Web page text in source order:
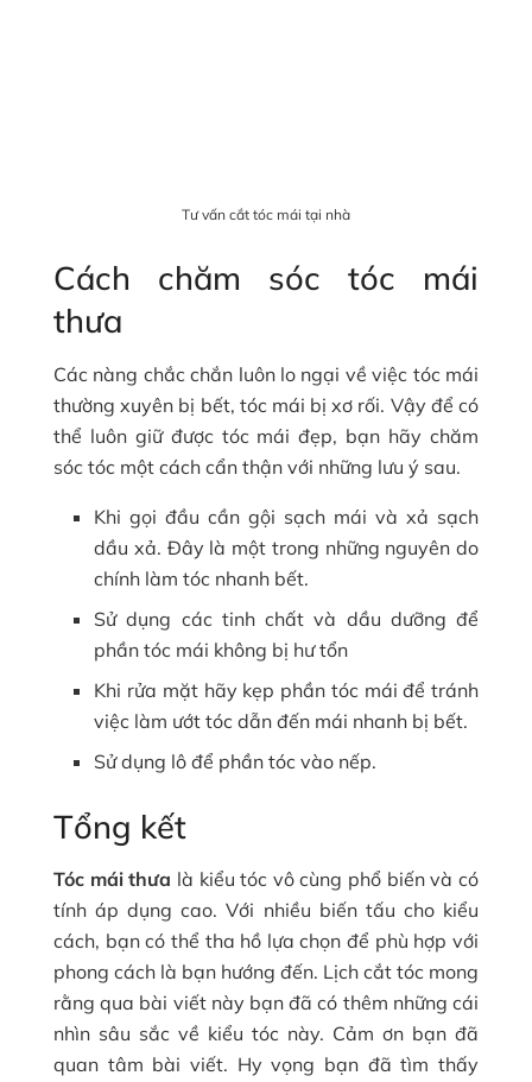
Tư vấn cắt tóc mái tại nhà
Cách chăm sóc tóc mái
thưa
Các nàng chắc chắn luôn lo ngại về việc tóc mái
thường xuyên bị bết, tóc mái bị xơ rối. Vậy để có
thể luôn giữ được tóc mái đẹp, bạn hãy chăm
sóc tóc một cách cẩn thận với những lưu ý sau.
Khi gọi đầu cần gội sạch mái và xả sạch
dầu xả. Đây là một trong những nguyên do
chính làm tóc nhanh bết.
Sử dụng các tinh chất và dầu dưỡng để
phần tóc mái không bị hư tổn
Khi rửa mặt hãy kẹp phần tóc mái để tránh
việc làm ướt tóc dẫn đến mái nhanh bị bết.
Sử dụng lô để phần tóc vào nếp.
Tổng kết
Tóc mái thưa là kiểu tóc vô cùng phổ biến và có
tính áp dụng cao. Với nhiều biến tấu cho kiểu
cách, bạn có thể tha hồ lựa chọn để phù hợp với
phong cách là bạn hướng đến. Lịch cắt tóc mong
rằng qua bài viết này bạn đã có thêm những cái
nhìn sâu sắc về kiểu tóc này. Cảm ơn bạn đã
quan tâm bài viết. Hy vọng bạn đã tìm thấy